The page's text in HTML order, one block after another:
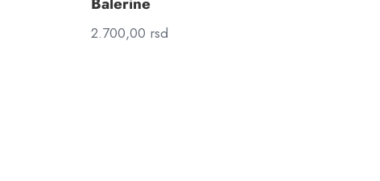
2.700,00 rsd